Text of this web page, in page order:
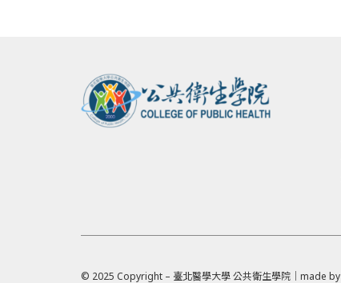
© 2025 Copyright – 臺北醫學大學 公共衛生學院｜made by